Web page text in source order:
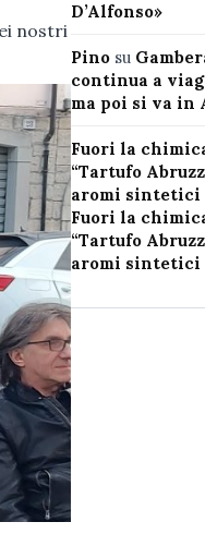
nostri
D’Alfonso»
Pinosu
continua a
ma poi si va in
Fuori la
“Tartufo
aromi sintetici
Fuori la
“Tartufo
aromi sintetici